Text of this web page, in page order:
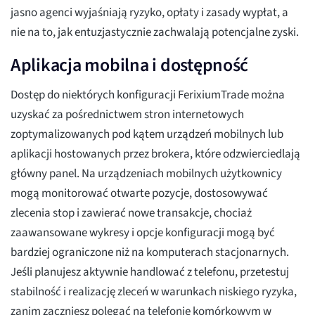
jasno agenci wyjaśniają ryzyko, opłaty i zasady wypłat, a
nie na to, jak entuzjastycznie zachwalają potencjalne zyski.
Aplikacja mobilna i dostępność
Dostęp do niektórych konfiguracji FerixiumTrade można
uzyskać za pośrednictwem stron internetowych
zoptymalizowanych pod kątem urządzeń mobilnych lub
aplikacji hostowanych przez brokera, które odzwierciedlają
główny panel. Na urządzeniach mobilnych użytkownicy
mogą monitorować otwarte pozycje, dostosowywać
zlecenia stop i zawierać nowe transakcje, chociaż
zaawansowane wykresy i opcje konfiguracji mogą być
bardziej ograniczone niż na komputerach stacjonarnych.
Jeśli planujesz aktywnie handlować z telefonu, przetestuj
stabilność i realizację zleceń w warunkach niskiego ryzyka,